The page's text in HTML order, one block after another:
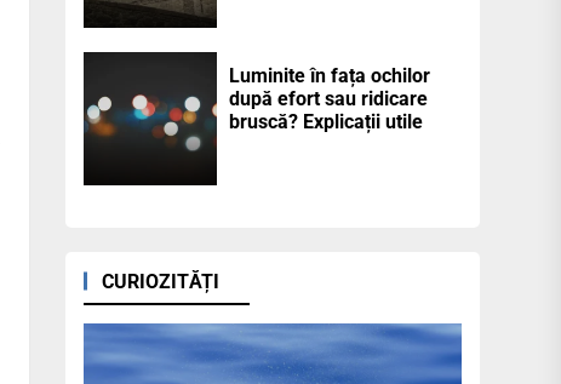
Luminite în fața ochilor
după efort sau ridicare
bruscă? Explicații utile
CURIOZITĂȚI